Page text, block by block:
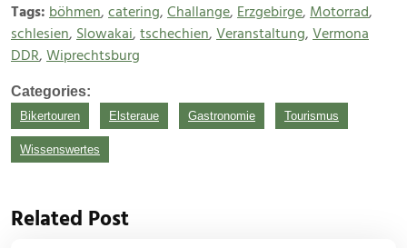
Tags: böhmen, catering, Challange, Erzgebirge, Motorrad,
schlesien, Slowakai, tschechien, Veranstaltung, Vermona
DDR, Wiprechtsburg
Categories:
Bikertouren Elsteraue Gastronomie Tourismus
Wissenswertes
Related Post